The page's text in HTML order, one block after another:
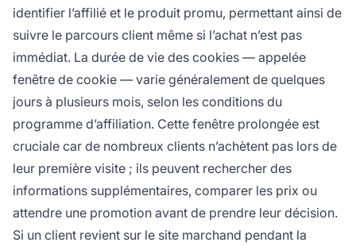
identifier l’affilié et le produit promu, permettant ainsi de
suivre le parcours client même si l’achat n’est pas
immédiat. La durée de vie des cookies — appelée
fenêtre de cookie — varie généralement de quelques
jours à plusieurs mois, selon les conditions du
programme d’affiliation. Cette fenêtre prolongée est
cruciale car de nombreux clients n’achètent pas lors de
leur première visite ; ils peuvent rechercher des
informations supplémentaires, comparer les prix ou
attendre une promotion avant de prendre leur décision.
Si un client revient sur le site marchand pendant la